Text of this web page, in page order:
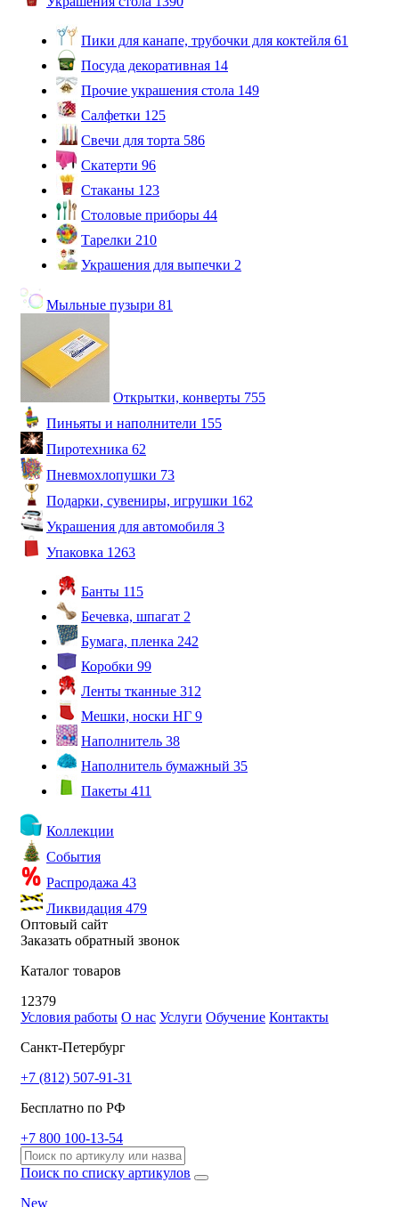
Пики для канапе, трубочки для коктейля 61
Посуда декоративная 14
Прочие украшения стола 149
Салфетки 125
Свечи для торта 586
Скатерти 96
Стаканы 123
Столовые приборы 44
Тарелки 210
Украшения для выпечки 2
Мыльные пузыри 81
Открытки, конверты 755
Пиньяты и наполнители 155
Пиротехника 62
Пневмохлопушки 73
Подарки, сувениры, игрушки 162
Украшения для автомобиля 3
Упаковка 1263
Банты 115
Бечевка, шпагат 2
Бумага, пленка 242
Коробки 99
Ленты тканные 312
Мешки, носки НГ 9
Наполнитель 38
Наполнитель бумажный 35
Пакеты 411
Коллекции
События
Распродажа 43
Ликвидация 479
Оптовый сайт
Заказать обратный звонок
Каталог товаров
12379
Условия работы О нас Услуги Обучение Контакты
Санкт-Петербург
+7 (812) 507-91-31
Бесплатно по РФ
+7 800 100-13-54
Поиск по списку артикулов
New